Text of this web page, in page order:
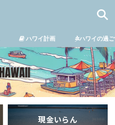
ハワイ計画 ハワイの過
現金いらん